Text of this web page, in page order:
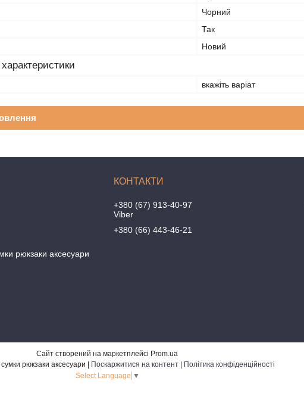
Чорний
Так
Новий
вкажіть варіат
рюкзаки аксесуари
+380 (67) 913-40-97
Viber
+380 (66) 443-46-21
Сайт створений на маркетплейсі Prom.ua
Поскаржитися на контент
Політика конфіденційності
Select Language ▼